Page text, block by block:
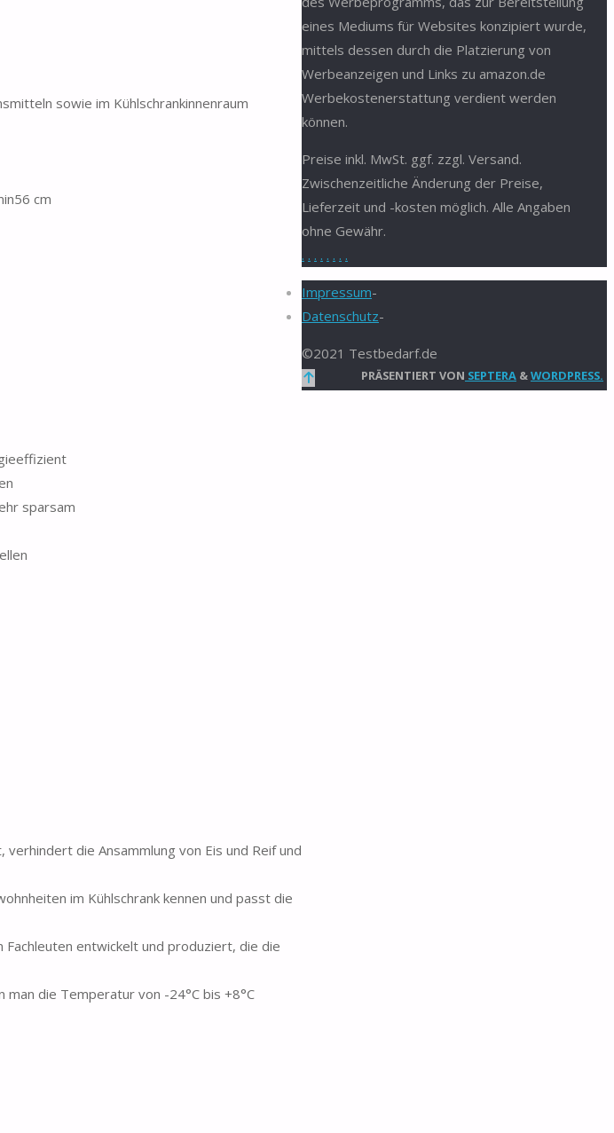
sowie im Kühlschrankinnenraum
cm
sparsam
die Ansammlung von Eis und Reif und
im Kühlschrank kennen und passt die
Fachleuten entwickelt und produziert, die die
die Temperatur von -24°C bis +8°C
eines Mediums für Websites konzipiert wurde,
mittels dessen durch die Platzierung von
Werbeanzeigen und Links zu amazon.de
Werbekostenerstattung verdient werden
können.
Preise inkl. MwSt. ggf. zzgl. Versand.
Zwischenzeitliche Änderung der Preise,
Lieferzeit und -kosten möglich. Alle Angaben
ohne Gewähr.
. . . . . . . .
Impressum-
Datenschutz-
©2021 Testbedarf.de
PRÄSENTIERT VON SEPTERA &WORDPRESS.
Zurück